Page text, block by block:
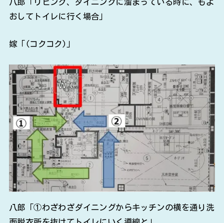
おしてトイレに行く場合」
嫁「(コクコク)」
八郎「①わざわざダイニングからキッチンの横を通り洗